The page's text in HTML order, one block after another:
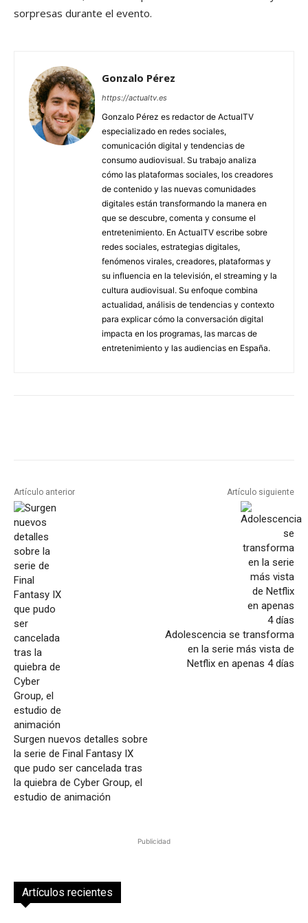
sorpresas durante el evento.
Gonzalo Pérez
https://actualtv.es
Gonzalo Pérez es redactor de ActualTV
especializado en redes sociales,
comunicación digital y tendencias de
consumo audiovisual. Su trabajo analiza
cómo las plataformas sociales, los creadores
de contenido y las nuevas comunidades
digitales están transformando la manera en
que se descubre, comenta y consume el
entretenimiento. En ActualTV escribe sobre
redes sociales, estrategias digitales,
fenómenos virales, creadores, plataformas y
su influencia en la televisión, el streaming y la
cultura audiovisual. Su enfoque combina
actualidad, análisis de tendencias y contexto
para explicar cómo la conversación digital
impacta en los programas, las marcas de
entretenimiento y las audiencias en España.
Artículo anterior
Surgen nuevos detalles sobre
la serie de Final Fantasy IX
que pudo ser cancelada tras
la quiebra de Cyber Group, el
estudio de animación
Artículo siguiente
Adolescencia se transforma
en la serie más vista de
Netflix en apenas 4 días
Publicidad
Artículos recientes